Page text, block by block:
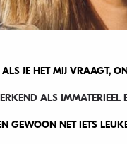
JE HET MIJ VRAAGT,
ALS
GEWOON NET IETS